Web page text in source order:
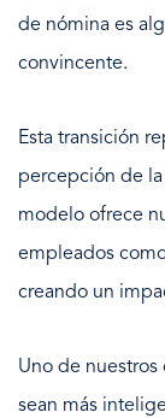
de nómina es
convincente.
Esta transición
percepción de
modelo ofrece
empleados
creando un
Uno de nuestros
sean más